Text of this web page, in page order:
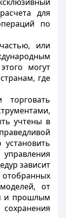
для
по
или
могут
где
учтены в
зависит
от
и прошлым